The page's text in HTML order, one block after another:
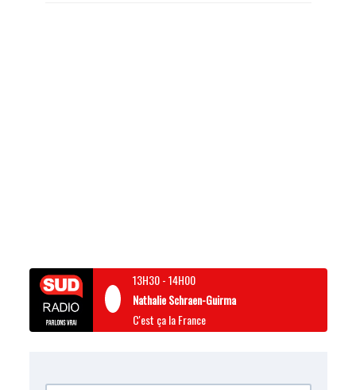
13H30-14H00
Nathalie Schraen-Guirma
C'est ça la France